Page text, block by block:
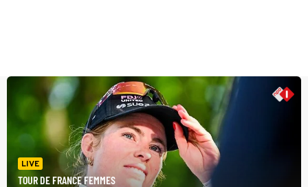
LIVE
TOUR DE FRANCE FEMMES